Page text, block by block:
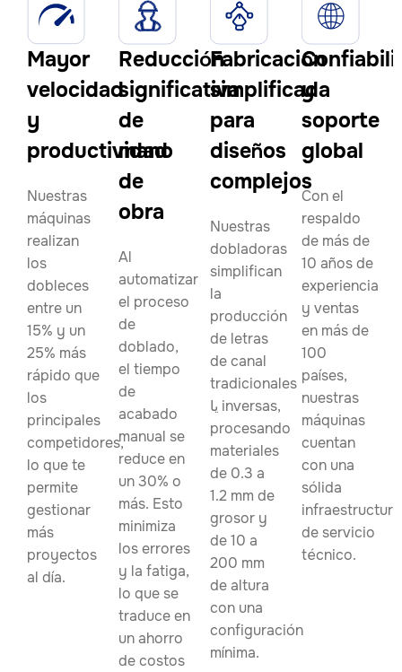
Mayor
velocidad
y
productividad
Nuestras
máquinas
realizan
los
dobleces
entre un
15% y un
25% más
rápido que
los
principales
competidores,
lo que te
permite
gestionar
más
proyectos
al día.
Reducción
significativa
de
mano
de
obra
Al
automatizar
el proceso
de
doblado,
el tiempo
de
acabado
manual se
reduce en
un 30% o
más. Esto
minimiza
los errores
y la fatiga,
lo que se
traduce en
un ahorro
de costos
Fabricación
simplificada
para
diseños
complejos
Nuestras
dobladoras
simplifican
la
producción
de letras
de canal
tradicionales
یا inversas,
procesando
materiales
de 0.3 a
1.2 mm de
grosor y
de 10 a
200 mm
de altura
con una
configuración
mínima.
y
soporte
global
Con el
respaldo
de más de
10 años de
experiencia
y ventas
en más de
100
países,
nuestras
máquinas
cuentan
con una
sólida
infraestructura
de servicio
técnico.